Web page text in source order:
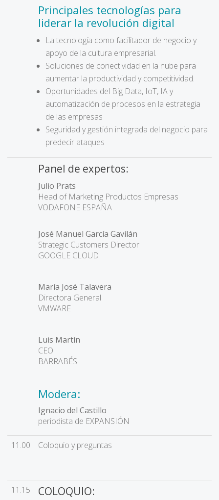
Principales tecnologías para
liderar la revolución digital
La tecnología como facilitador de negocio y
apoyo de la cultura empresarial.
Soluciones de conectividad en la nube para
aumentar la productividad y competitividad.
Oportunidades del Big Data, IoT, IA y
automatización de procesos en la estrategia
de las empresas
Seguridad y gestión integrada del negocio para
predecir ataques
Panel de expertos:
Julio Prats
Head of Marketing Productos Empresas
VODAFONE ESPAÑA
José Manuel García Gavilán
Strategic Customers Director
GOOGLE CLOUD
María José Talavera
Directora General
VMWARE
Luis Martín
CEO
BARRABÉS
Modera:
Ignacio del Castillo
periodista de EXPANSIÓN
11.00 Coloquio y preguntas
11.15 COLOQUIO: